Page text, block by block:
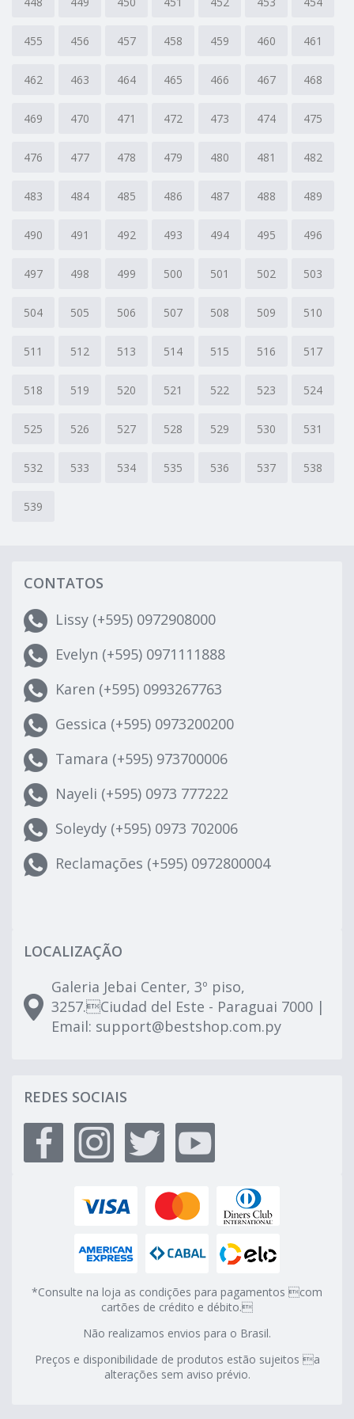
455 456 457 458 459 460 461
462 463 464 465 466 467 468
469 470 471 472 473 474 475
476 477 478 479 480 481 482
483 484 485 486 487 488 489
490 491 492 493 494 495 496
497 498 499 500 501 502 503
504 505 506 507 508 509 510
511 512 513 514 515 516 517
518 519 520 521 522 523 524
525 526 527 528 529 530 531
532 533 534 535 536 537 538
539
CONTATOS
Lissy (+595) 0972908000
Evelyn (+595) 0971111888
Karen (+595) 0993267763
Gessica (+595) 0973200200
Tamara (+595) 973700006
Nayeli (+595) 0973 777222
Soleydy (+595) 0973 702006
Reclamações (+595) 0972800004
LOCALIZAÇÃO
Galeria Jebai Center, 3º piso,
3257.Ciudad del Este - Paraguai 7000 |
Email: support@bestshop.com.py
REDES SOCIAIS
*Consulte na loja as condições para pagamentos com
cartões de crédito e débito.
Não realizamos envios para o Brasil.
Preços e disponibilidade de produtos estão sujeitos a
alterações sem aviso prévio.